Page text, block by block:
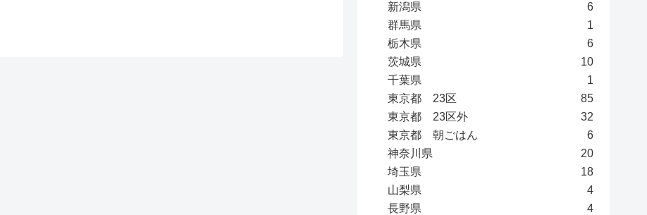
新潟県
6
群馬県
1
栃木県
6
茨城県
10
千葉県
1
東京都 23区
85
東京都 23区外
32
東京都 朝ごはん
6
神奈川県
20
埼玉県
18
山梨県
4
長野県
4